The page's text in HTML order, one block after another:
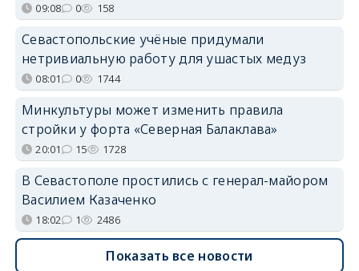
09:08 0 158
Севастопольские учёные придумали
нетривиальную работу для ушастых медуз
08:01 0 1744
Минкультуры может изменить правила
стройки у форта «Северная Балаклава»
20:01 15 1728
В Севастополе простились с генерал-майором
Василием Казаченко
18:02 1 2486
Показать все новости